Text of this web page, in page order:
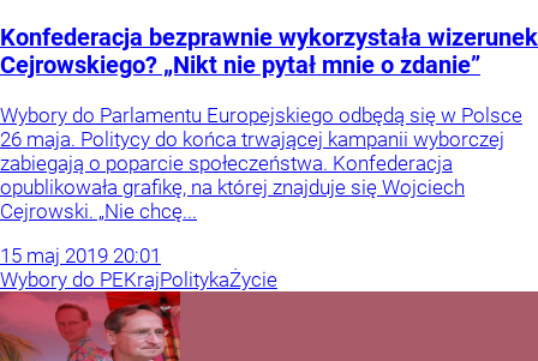
Konfederacja bezprawnie wykorzystała wizerunek
Cejrowskiego? „Nikt nie pytał mnie o zdanie”
Wybory do Parlamentu Europejskiego odbędą się w Polsce
26 maja. Politycy do końca trwającej kampanii wyborczej
zabiegają o poparcie społeczeństwa. Konfederacja
opublikowała grafikę, na której znajduje się Wojciech
Cejrowski. „Nie chcę...
15 maj 2019 20:01
Wybory do PEKrajPolitykaŻycie